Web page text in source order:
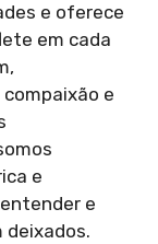
e oferece
em cada
e
e
e
deixados.